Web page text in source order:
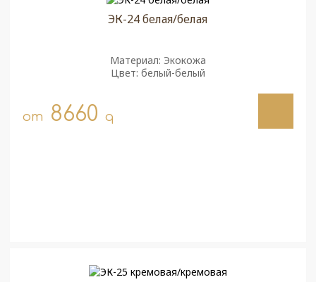
ЭК-24 белая/белая
Материал: Экокожа
Цвет: белый-белый
от 8660 q